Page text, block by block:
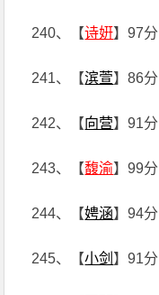
240、【诗姸】97分
241、【滨萱】86分
242、【向营】91分
243、【馥渝】99分
244、【娉涵】94分
245、【小剑 】91分